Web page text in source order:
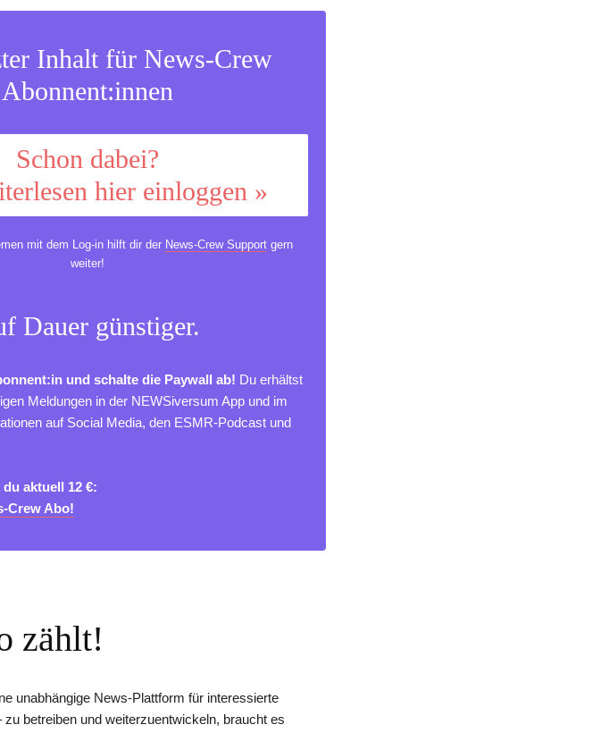
Inhalt für News-Crew
Abonnent:innen
Schon dabei?
hier einloggen »
mit dem Log-in hilft dir der News-Crew Supportgern
weiter!
Dauer günstiger.
und schalte die Paywall ab! Du erhältst
Meldungen in der NEWSiversum App und im
auf Social Media, den ESMR-Podcast und
aktuell 12 €:
Crew Abo!
zählt!
unabhängige News-Plattform für interessierte
zu betreiben und weiterzuentwickeln, braucht es